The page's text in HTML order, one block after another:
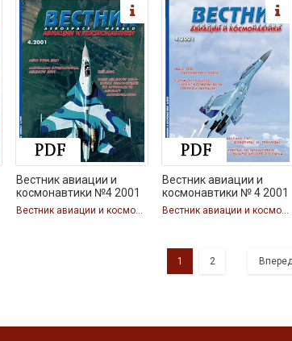
Вестник авиации и
космонавтики №4 2001
Вестник авиации и космонавтики
Вестник авиации и
космонавтики № 4 2001
Вестник авиации и космонавтики
1 2